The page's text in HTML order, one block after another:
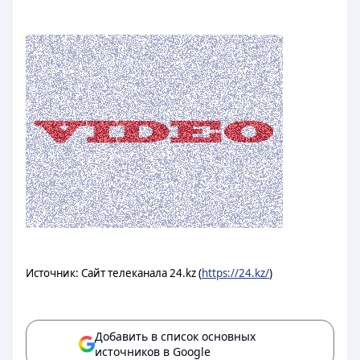
Источник: Сайт телеканала 24.kz (https://24.kz/)
Добавить в список основных
источников в Google